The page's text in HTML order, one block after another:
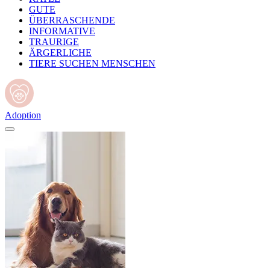
GUTE
ÜBERRASCHENDE
INFORMATIVE
TRAURIGE
ÄRGERLICHE
TIERE SUCHEN MENSCHEN
Adoption